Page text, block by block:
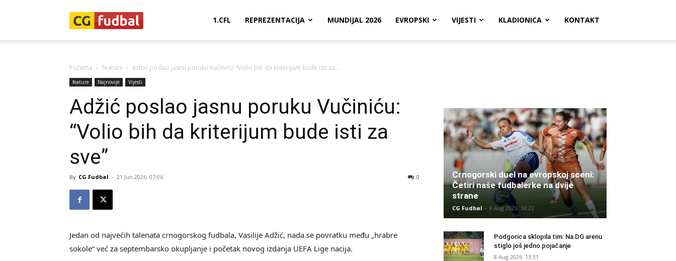
1.CFL REPREZENTACIJA MUNDIJAL 2026 EVROPSKI VIJESTI KLADIONICA KONTAKT
Početna feature Adžić poslao jasnu poruku Vučiniću: “Volio bih da kriterijum bude isti za...
feature Najnovije Vijesti
Adžić poslao jasnu poruku Vučiniću:
“Volio bih da kriterijum bude isti za
sve”
By CG Fudbal - 21 Jun 2026. 07:06 0
Jedan od najvećih talenata crnogorskog fudbala, Vasilije Adžić, nada se povratku među „hrabre
sokole“ već za septembarsko okupljanje i početak novog izdanja UEFA Lige nacija.
Crnogorski duel na evropskoj sceni:
Četiri naše fudbalerke na dvije
strane
CG Fudbal - 8 Aug 2026. 18:22
Podgorica sklopila tim: Na DG arenu
stiglo još jedno pojačanje
8 Aug 2026. 13:31